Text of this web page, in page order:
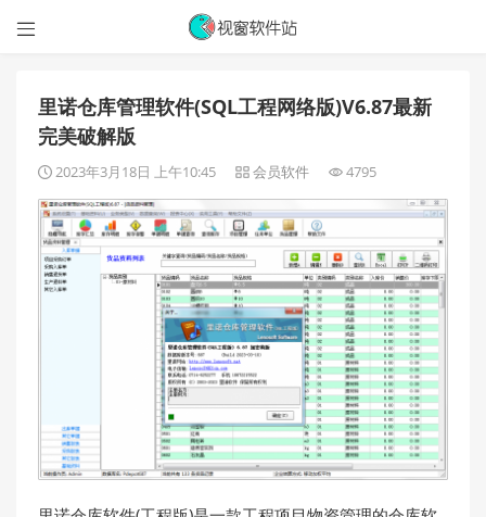

里诺仓库管理软件(SQL工程网络版)V6.87最新
完美破解版
2023年3月18日 上午10:45 会员软件 4795